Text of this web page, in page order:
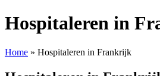
Hospitaleren in
Home » Hospitaleren in Frankrijk